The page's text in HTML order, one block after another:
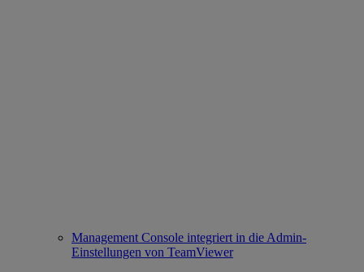
Management Console integriert in die Admin-
Einstellungen von TeamViewer